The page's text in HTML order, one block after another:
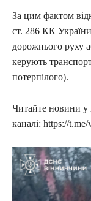
За цим фактом
ст. 286 КК
дорожнього руху
керують
потерпілого).
Читайте новини
каналі: https://